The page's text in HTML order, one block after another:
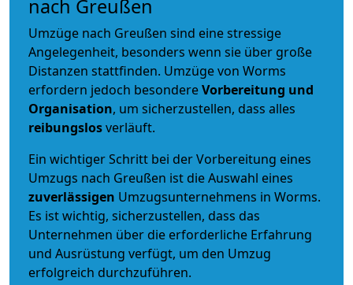
nach Greußen
Umzüge nach Greußen sind eine stressige
Angelegenheit, besonders wenn sie über große
Distanzen stattfinden. Umzüge von Worms
erfordern jedoch besondereVorbereitung und
Organisation, um sicherzustellen, dass alles
reibungslosverläuft.
Ein wichtiger Schritt bei der Vorbereitung eines
Umzugs nach Greußen ist die Auswahl eines
zuverlässigen Umzugsunternehmens in Worms.
Es ist wichtig, sicherzustellen, dass das
Unternehmen über die erforderliche Erfahrung
und Ausrüstung verfügt, um den Umzug
erfolgreich durchzuführen.